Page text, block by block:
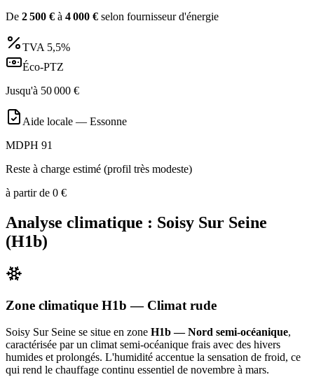
De 2 500 € à 4 000 € selon fournisseur d'énergie
TVA 5,5%
Éco-PTZ
Jusqu'à 50 000 €
Aide locale — Essonne
MDPH 91
Reste à charge estimé (profil très modeste)
à partir de 0 €
Analyse climatique : Soisy Sur Seine
(H1b)
Zone climatique H1b — Climat rude
Soisy Sur Seine se situe en zone H1b — Nord semi-océanique,
caractérisée par un climat semi-océanique frais avec des hivers
humides et prolongés. L'humidité accentue la sensation de froid, ce
qui rend le chauffage continu essentiel de novembre à mars.